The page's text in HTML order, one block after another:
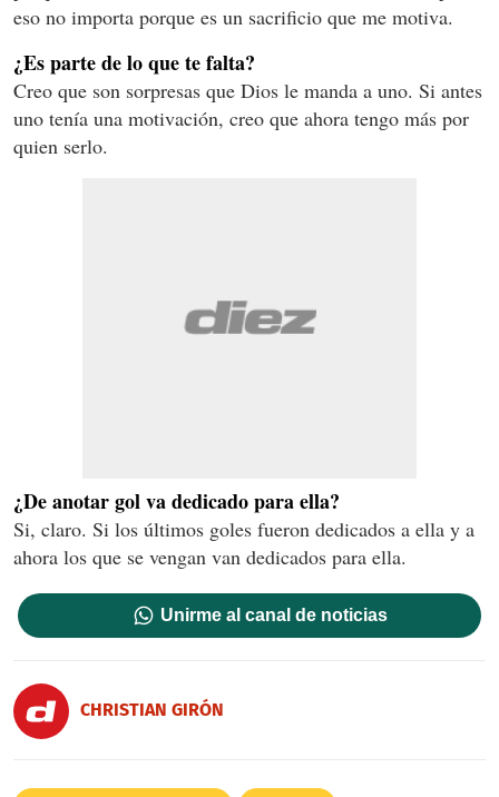
eso no importa porque es un sacrificio que me motiva.
¿Es parte de lo que te falta?
Creo que son sorpresas que Dios le manda a uno. Si antes
uno tenía una motivación, creo que ahora tengo más por
quien serlo.
¿De anotar gol va dedicado para ella?
Si, claro. Si los últimos goles fueron dedicados a ella y a
ahora los que se vengan van dedicados para ella.
Unirme al canal de noticias
CHRISTIAN GIRÓN